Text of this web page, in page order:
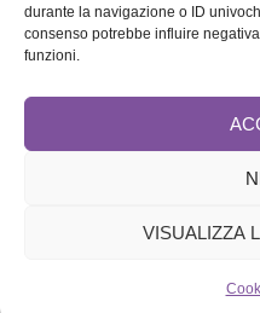
durante la navigazione o ID
consenso potrebbe influire
funzioni.
VISUALIZZA
ISCRIVITI ALLA